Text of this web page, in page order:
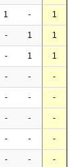
1 - 1
- 1 1
- 1 1
- - -
- - -
- - -
- - -
- - -